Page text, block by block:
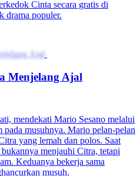
ibunya, Ayu Ramadhani ubah
baru, ia mulai rencana balas
kebenaran di balik kematian
Pertumbuhan Wanita